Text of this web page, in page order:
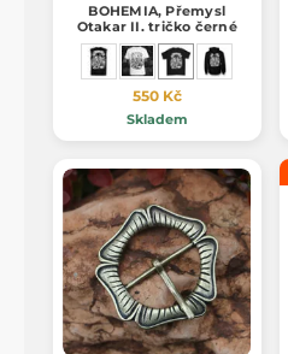
BOHEMIA, Přemysl
Otakar II. tričko černé
550 Kč
Skladem